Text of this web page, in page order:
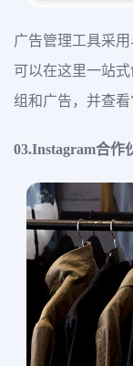
广告管理工具采
可以在这里一站
组和广告，并查
03.Instagram合作